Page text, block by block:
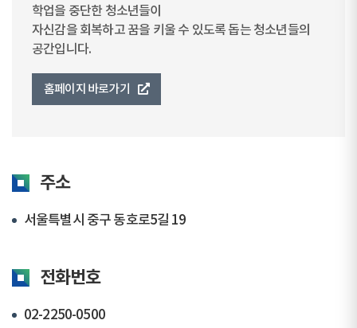
학업을 중단한 청소년들이
자신감을 회복하고 꿈을 키울 수 있도록 돕는 청소년들의
공간입니다.
홈페이지 바로가기
주소
서울특별시 중구 동호로5길 19
전화번호
02-2250-0500